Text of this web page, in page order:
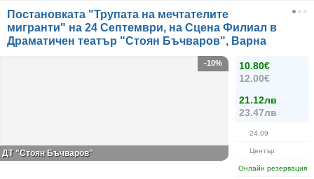
Постановката "Трупата на мечтателите
мигранти" на 24 Септември, на Сцена Филиал в
Драматичен театър "Стоян Бъчваров", Варна
10.80€
12.00€
21.12лв
23.47лв
24.09
Център
Онлайн резервация
-10%
ДТ "Стоян Бъчваров"